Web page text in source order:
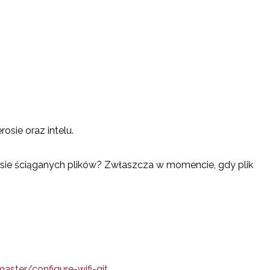
oraz intelu.
ściąganych plików? Zwłaszcza w momencie, gdy plik